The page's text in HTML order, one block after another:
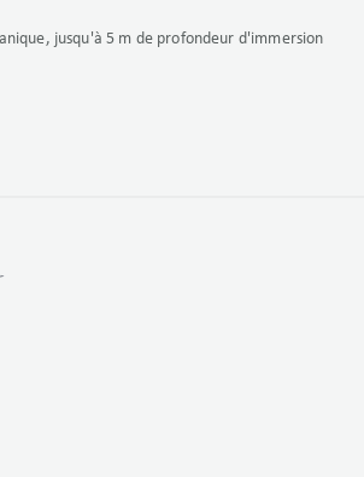
jusqu'à 5 m de profondeur d'immersion